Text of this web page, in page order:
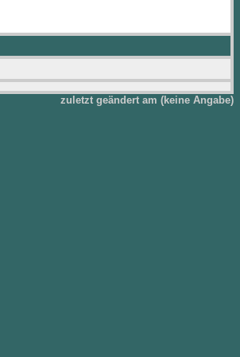
zuletzt geändert am (keine Angabe)